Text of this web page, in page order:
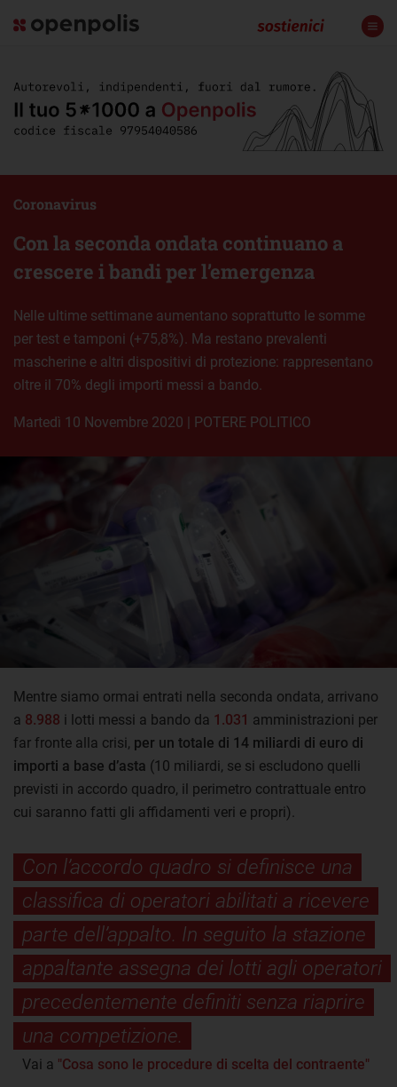
Con la seconda ondata continuano a
crescere i bandi per l’emergenza
Coronavirus
Nelle ultime settimane aumentano soprattutto le somme
per test e tamponi (+75,8%). Ma restano prevalenti
mascherine e altri dispositivi di protezione: rappresentano
oltre il 70% degli importi messi a bando.
martedì 10 Novembre 2020 | POTERE POLITICO
Mentre siamo ormai entrati nella seconda ondata, arrivano
a 8.988 i lotti messi a bando da 1.031 amministrazioni per
far fronte alla crisi, per un totale di 14 miliardi di euro di
importi a base d’asta (10 miliardi, se si escludono quelli
previsti in accordo quadro, il perimetro contrattuale entro
cui saranno fatti gli affidamenti veri e propri).
Con l’accordo quadro si definisce una
classifica di operatori abilitati a ricevere
parte dell’appalto. In seguito la stazione
appaltante assegna dei lotti agli operatori
precedentemente definiti senza riaprire
una competizione.
Vai a "Cosa sono le procedure di scelta del contraente"